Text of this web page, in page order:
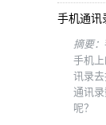
手机通讯
摘要：
手机
讯录
通讯
呢？